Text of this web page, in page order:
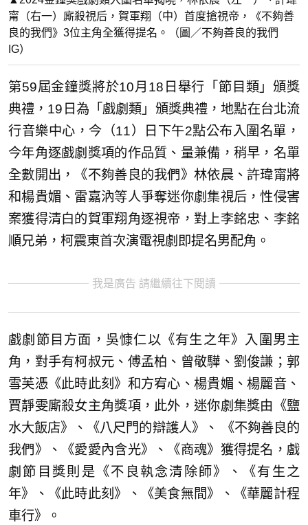
甯（右一）廝殺視后，賀軍翔（中）首度搶視帝，《不夠善
良的我們》3位主角全獲得提名。（圖／不夠善良的我們
IG）
第59屆金鐘獎將於10月18日舉行「節目類」頒獎
典禮，19日為「戲劇類」頒獎典禮，地點在台北流
行音樂中心，今（11）日下午2點公布入圍名單，
今年角逐戲劇獎項的作品質、量兼備，稍早，名單
全數開出，《不夠善良的我們》林依晨、許瑋甯將
和楊貴媚、雷嘉汭等人爭奪迷你劇集視后，性侵害
案獲得清白的賀軍翔角逐視帝，對上李銘忠、李銘
順兄弟，柯震東首次演電視劇即提名男配角。
我是廣告 請繼續往下閱讀
戲劇節目方面，吳慷仁以《有生之年》入圍男主
角，對手有柯叔元、傅孟柏、曾敬驊、劉俊謙；郭
雪芙憑《此時此刻》和方宥心、楊貴媚、楊麗音、
賈靜雯廝殺女主角獎項，此外，迷你劇集獎由《鹽
水大飯店》、《八尺門的辯護人》、 《不夠善良的
我們》、《愛愛內含光》、《商魂》獲得提名，戲
劇節目獎則是《不良執念清除師》、《有生之
年》、《此時此刻》、《美食無間》、《華麗計程
車行》。